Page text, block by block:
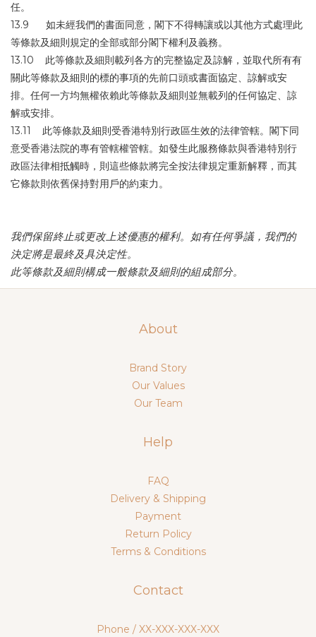
任。
13.9 如未經我們的書面同意，閣下不得轉讓或以其他方式處理此
等條款及細則規定的全部或部分閣下權利及義務。
13.10 此等條款及細則載列各方的完整協定及諒解，並取代所有有
關此等條款及細則的標的事項的先前口頭或書面協定、諒解或安
排。任何一方均無權依賴此等條款及細則並無載列的任何協定、諒
解或安排。
13.11 此等條款及細則受香港特別行政區生效的法律管轄。閣下同
意受香港法院的專有管轄權管轄。如發生此服務條款與香港特別行
政區法律相抵觸時，則這些條款將完全按法律規定重新解釋，而其
它條款則依舊保持對用戶的約束力。
我們保留終止或更改上述優惠的權利。如有任何爭議，我們的
決定將是最終及具決定性。
此等條款及細則構成一般條款及細則的組成部分。
About
Brand Story
Our Values
Our Team
Help
FAQ
Delivery & Shipping
Payment
Return Policy
Terms & Conditions
Contact
Phone / XX-XXX-XXX-XXX